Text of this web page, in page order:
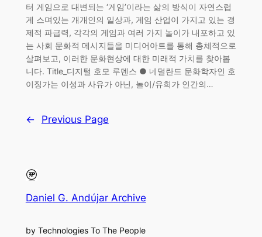
터 게임으로 대변되는 ‘게임’이라는 삶의 방식이 자연스럽
게 스며있는 개개인의 일상과, 게임 산업이 가지고 있는 경
제적 파급력, 각각의 게임과 여러 가지 놀이가 내포하고 있
는 사회 문화적 메시지들을 미디어아트를 통해 총체적으로
살펴보고, 이러한 문화현상에 대한 미래적 가치를 찾아봅
니다. Title_디지털 호모 루덴스 ● 네덜란드 문화학자인 호
이징가는 이성과 사유가 아닌, 놀이/유희가 인간의…
← Previous Page
Daniel G. Andújar Archive
by Technologies To The People